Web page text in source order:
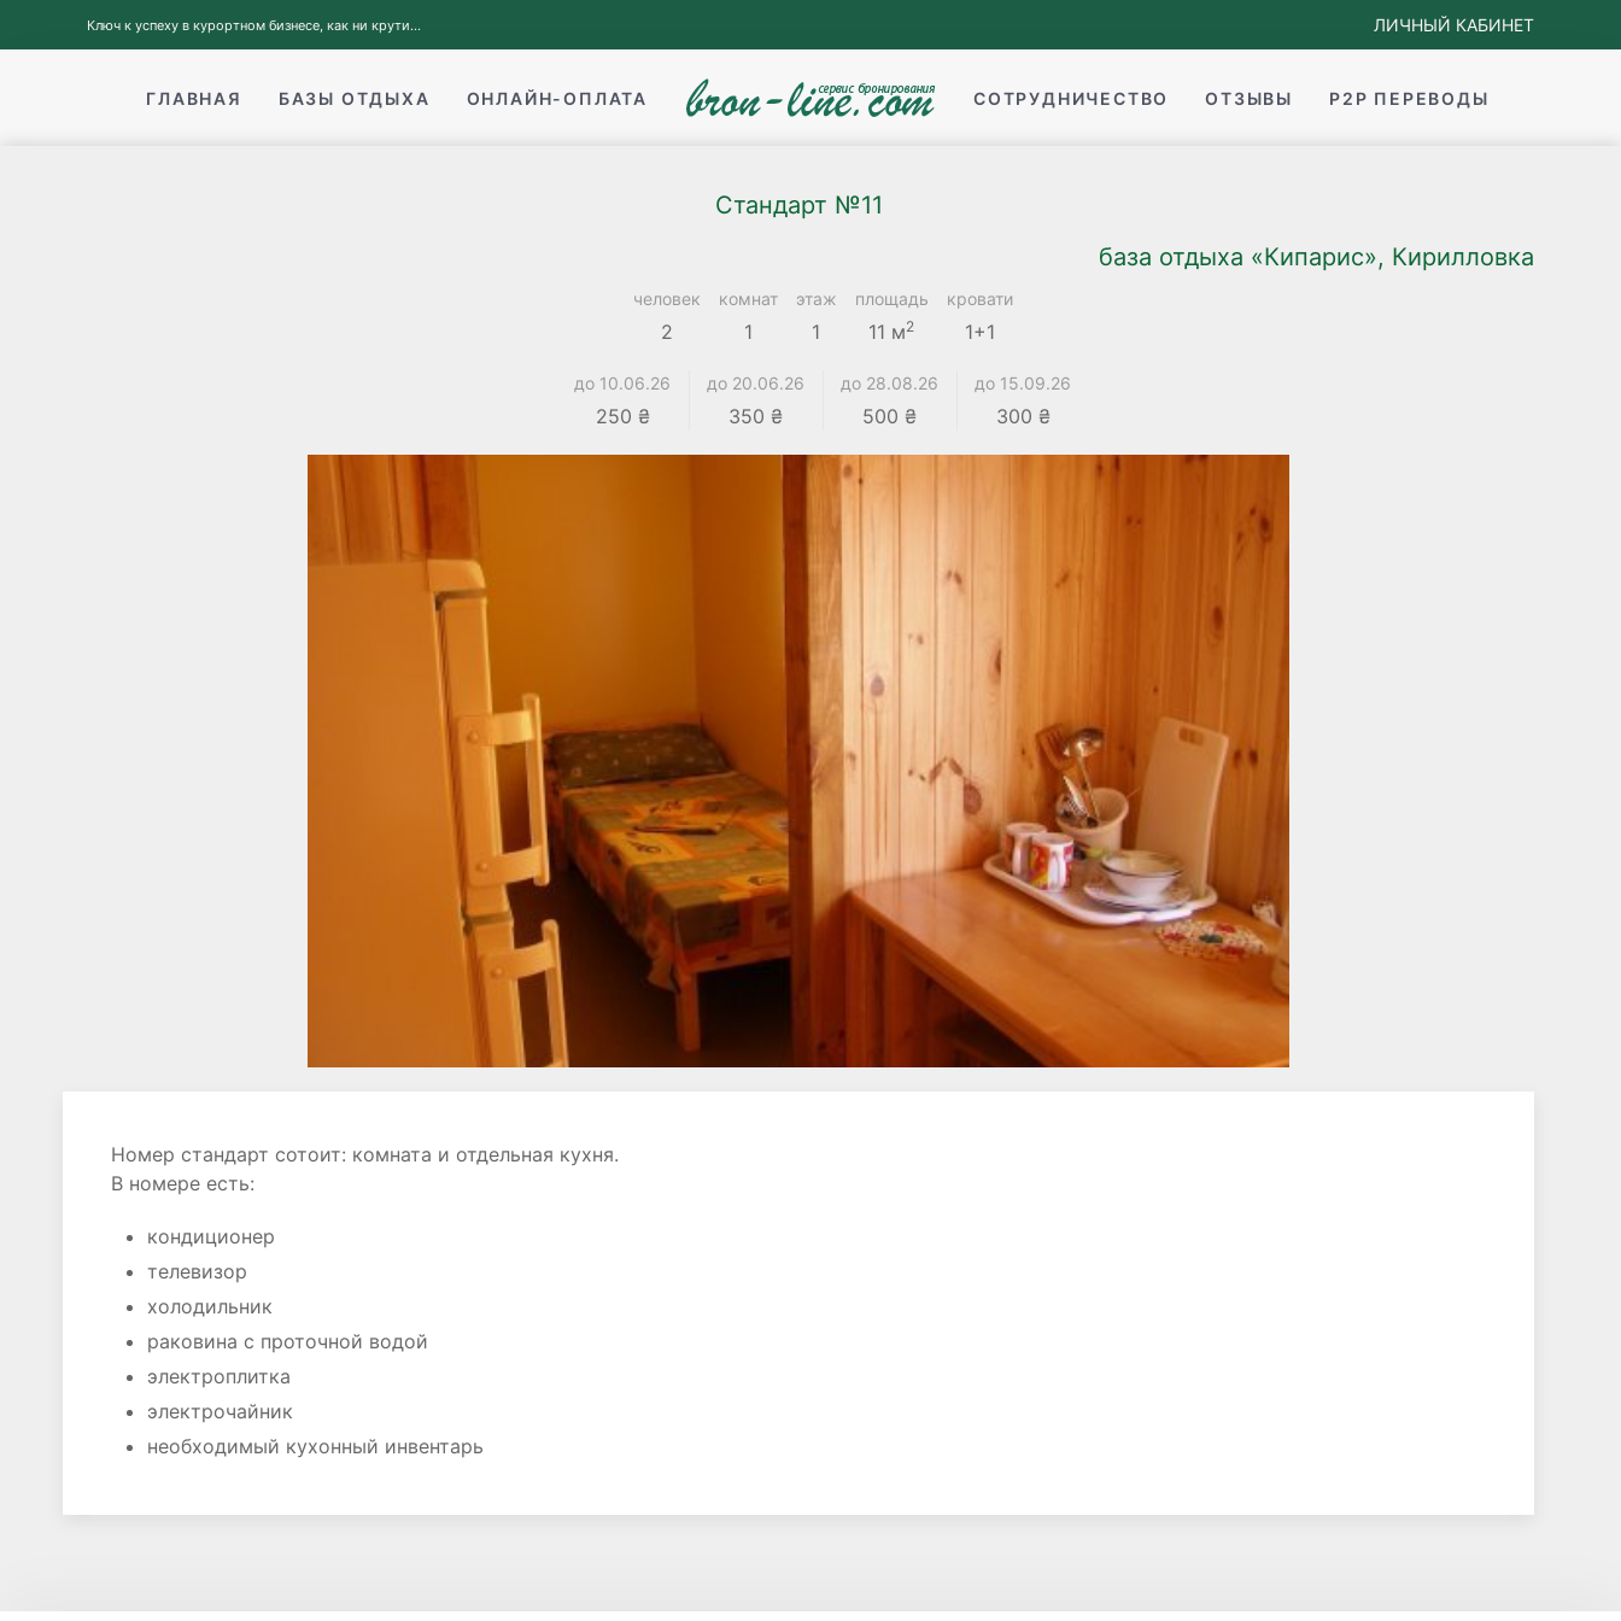
Ключ к успеху в курортном бизнесе, как ни крути... ЛИЧНЫЙ КАБИНЕТ
ГЛАВНАЯ БАЗЫ ОТДЫХА ОНЛАЙН-ОПЛАТА СОТРУДНИЧЕСТВО ОТЗЫВЫ P2P ПЕРЕВОДЫ
Стандарт №11
база отдыха «Кипарис», Кирилловка
человек
2
комнат
1
этаж
1
площадь
11 м2
кровати
1+1
до 10.06.26
250 ₴
до 20.06.26
350 ₴
до 28.08.26
500 ₴
до 15.09.26
300 ₴
Номер стандарт сотоит: комната и отдельная кухня.
В номере есть:
кондиционер
телевизор
холодильник
раковина с проточной водой
электроплитка
электрочайник
необходимый кухонный инвентарь